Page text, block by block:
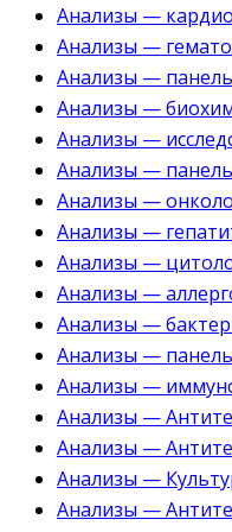
Анализы —
Анализы —
Анализы —
Анализы —
Анализы —
Анализы —
Анализы —
Анализы —
Анализы —
Анализы —
Анализы —
Анализы —
Анализы —
Анализы —
Анализы —
Анализы —
Анализы —